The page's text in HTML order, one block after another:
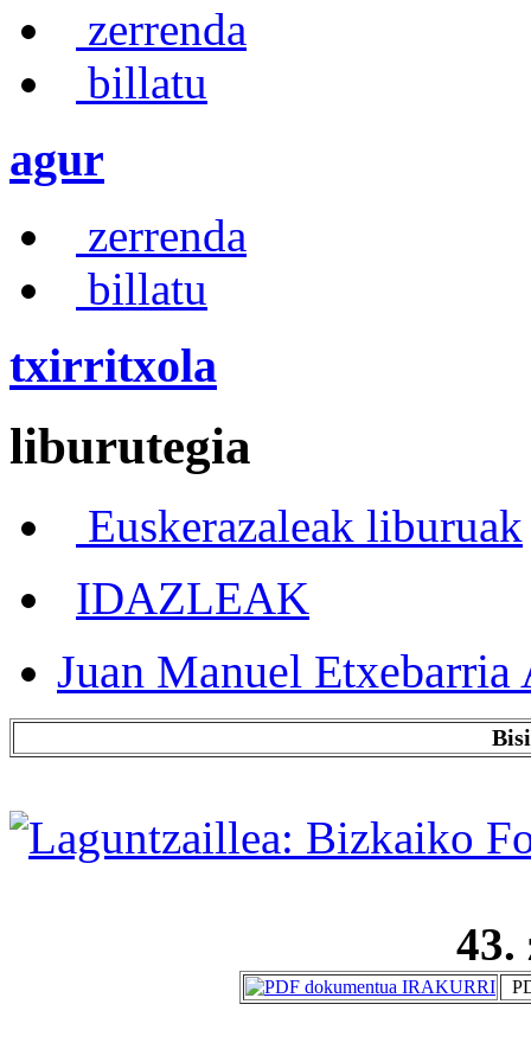
zerrenda
billatu
agur
zerrenda
billatu
txirritxola
liburutegia
Euskerazaleak liburuak
IDAZLEAK
Juan Manuel Etxebarria
43.